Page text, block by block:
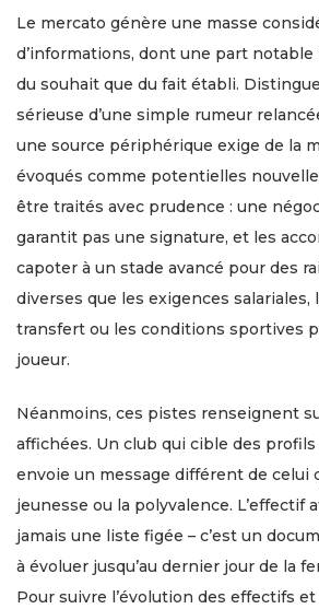
Le mercato génère une masse
d’informations, dont une part notable
du souhait que du fait établi.
sérieuse d’une simple rumeur
une source périphérique exige de la
évoqués comme potentielles
être traités avec prudence : une
garantit pas une signature, et les
capoter à un stade avancé pour des
diverses que les exigences salariales,
transfert ou les conditions sportives
joueur.
Néanmoins, ces pistes renseignent
affichées. Un club qui cible des
envoie un message différent de celui
jeunesse ou la polyvalence. L’effectif
jamais une liste figée – c’est un
à évoluer jusqu’au dernier jour de la
Pour suivre l’évolution des effectifs